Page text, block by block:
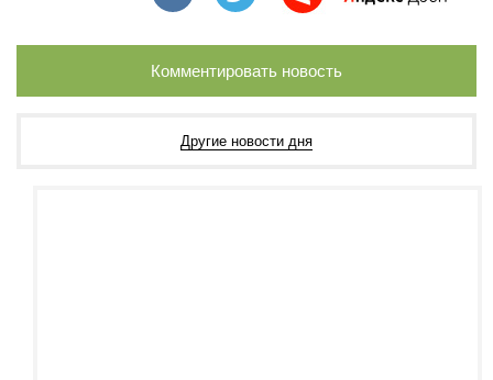
Комментировать новость
Другие новости дня